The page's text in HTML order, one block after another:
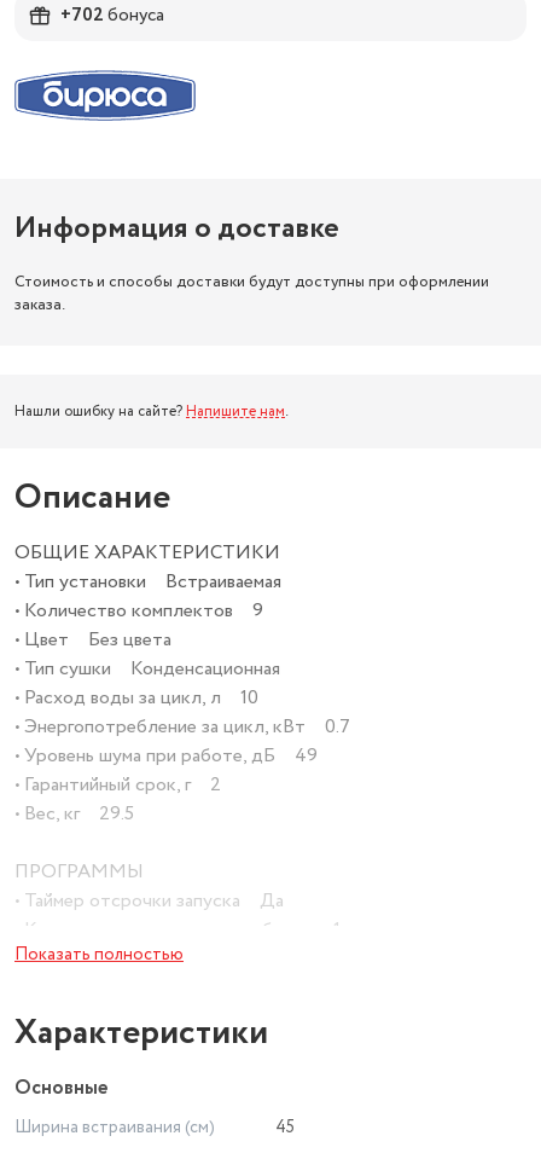
+702бонуса
Информация о доставке
Стоимость и способы доставки будут доступны при оформлении
заказа.
Нашли ошибку на сайте? Напишите нам.
Описание
ОБЩИЕ ХАРАКТЕРИСТИКИ
• Тип установки Встраиваемая
• Количество комплектов 9
• Цвет Без цвета
• Тип сушки Конденсационная
• Расход воды за цикл, л 10
• Энергопотребление за цикл, кВт 0.7
• Уровень шума при работе, дБ 49
• Гарантийный срок, г 2
• Вес, кг 29.5
ПРОГРАММЫ
• Таймер отсрочки запуска Да
• Количество корзин для приборов 1
• Количество программ 5
• Максимальная температура, ℃ 70
ГАБАРИТЫ
• Ширина, см 44.8
Показать полностью
Характеристики
Основные
Ширина встраивания (см)
45